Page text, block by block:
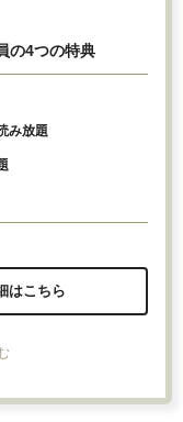
の4つの特典
み放題
はこちら